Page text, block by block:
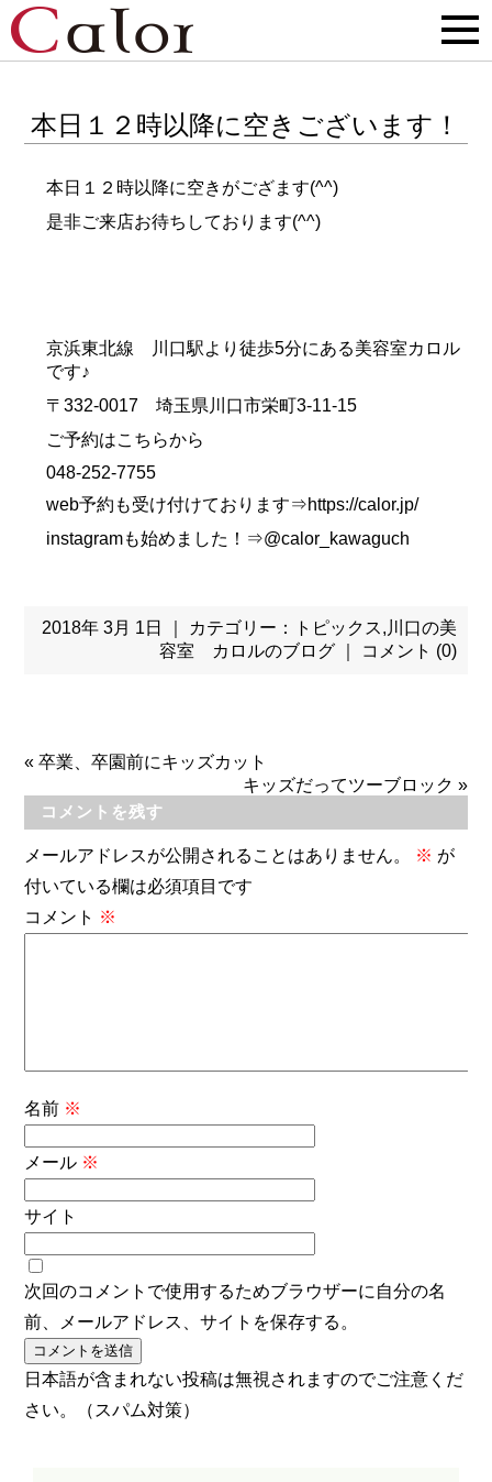
本日１２時以降に空きございます！
本日１２時以降に空きがござます(^^)
是非ご来店お待ちしております(^^)
京浜東北線 川口駅より徒歩5分にある美容室カロル
です♪
〒332-0017 埼玉県川口市栄町3-11-15
ご予約はこちらから
048-252-7755
web予約も受け付けております⇒https://calor.jp/
instagramも始めました！⇒@calor_kawaguch
2018年 3月 1日 ｜ カテゴリー： トピックス, 川口の美
容室 カロルのブログ｜ コメント (0)
«卒業、卒園前にキッズカット
キッズだってツーブロック »
コメントを残す
メールアドレスが公開されることはありません。 ※ が
付いている欄は必須項目です
コメント ※
名前 ※
メール ※
サイト
次回のコメントで使用するためブラウザーに自分の名
前、メールアドレス、サイトを保存する。
日本語が含まれない投稿は無視されますのでご注意くだ
さい。（スパム対策）